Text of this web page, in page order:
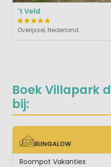
Boek Villapark
bij:
BUNGALOW
BUNGALOW
Roompot Vakanties
't Veld
Overijssel, Nederland